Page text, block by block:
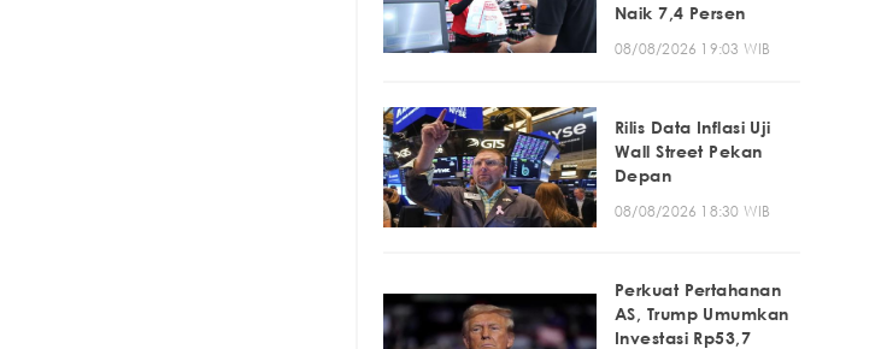
Naik 7,4 Persen
08/08/2026 19:03 WIB
Rilis Data Inflasi Uji
Wall Street Pekan
Depan
08/08/2026 18:30 WIB
Perkuat Pertahanan
AS, Trump Umumkan
Investasi Rp53,7